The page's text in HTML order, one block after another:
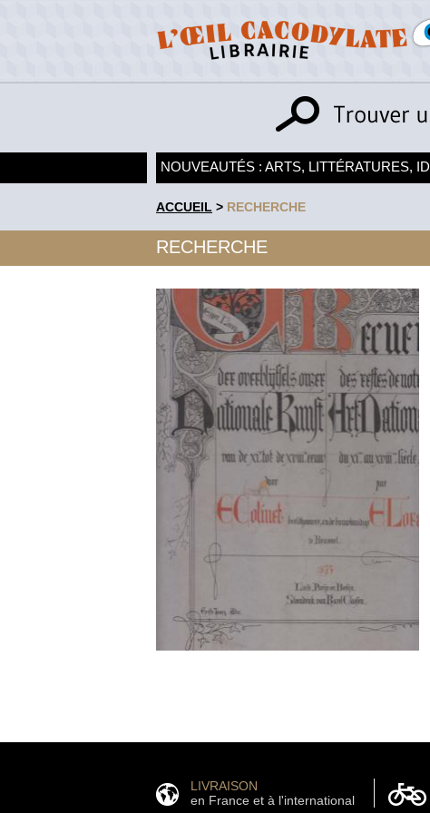
NOUVEAUTÉS : ARTS, LITTÉRATURES,
ACCUEIL > RECHERCHE
RECHERCHE
LIVRAISON
en France et à l'international